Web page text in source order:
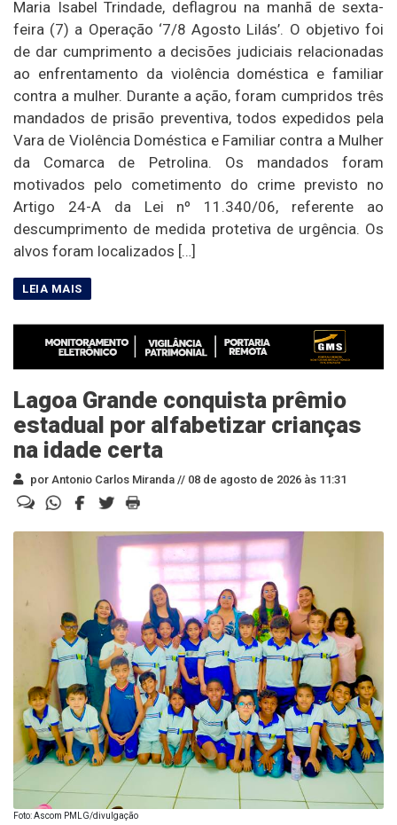
Maria Isabel Trindade, deflagrou na manhã de sexta-
feira (7) a Operação ‘7/8 Agosto Lilás’. O objetivo foi
de dar cumprimento a decisões judiciais relacionadas
ao enfrentamento da violência doméstica e familiar
contra a mulher. Durante a ação, foram cumpridos três
mandados de prisão preventiva, todos expedidos pela
Vara de Violência Doméstica e Familiar contra a Mulher
da Comarca de Petrolina. Os mandados foram
motivados pelo cometimento do crime previsto no
Artigo 24-A da Lei nº 11.340/06, referente ao
descumprimento de medida protetiva de urgência. Os
alvos foram localizados […]
Lagoa Grande conquista prêmio
estadual por alfabetizar crianças
na idade certa
por Antonio Carlos Miranda // 08 de agosto de 2026 às 11:31
Foto: Ascom PMLG/divulgação